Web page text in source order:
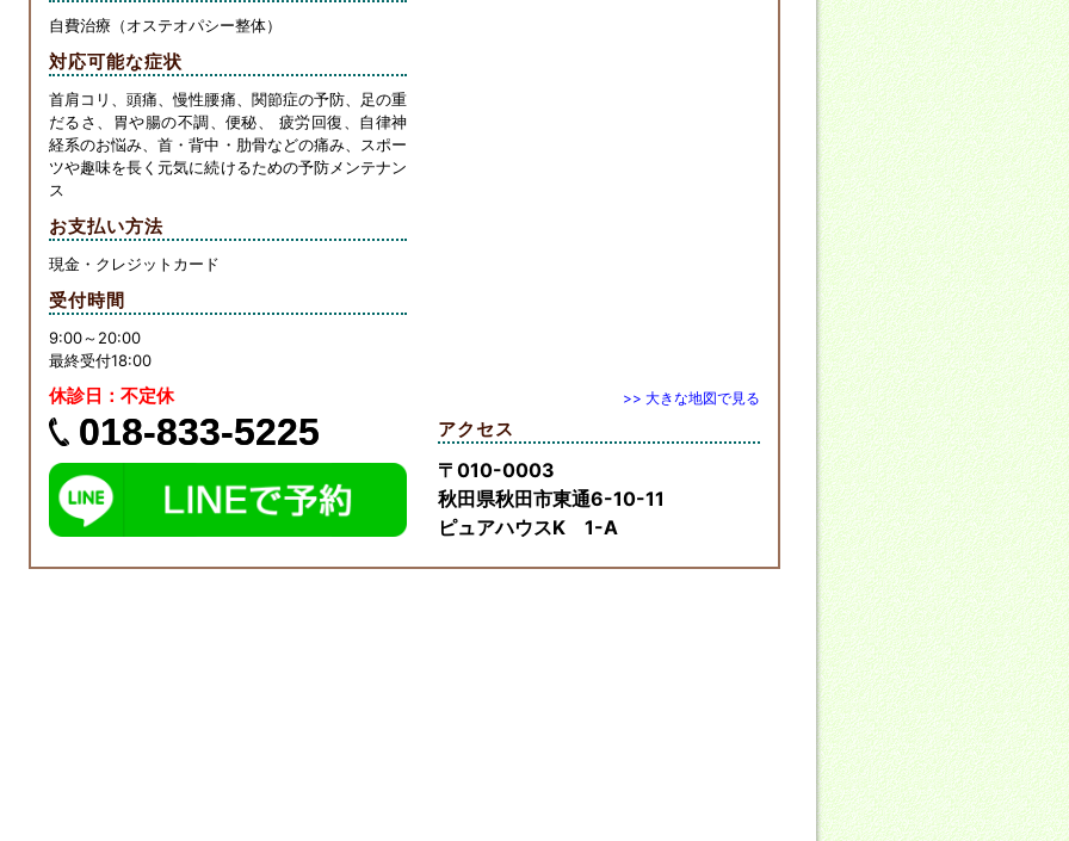
自費治療（オステオパシー整体）
対応可能な症状
首肩コリ、頭痛、慢性腰痛、関節症の予防、足の重
だるさ、胃や腸の不調、便秘、 疲労回復、自律神
経系のお悩み、首・背中・肋骨などの痛み、スポー
ツや趣味を長く元気に続けるための予防メンテナン
ス
お支払い方法
現金・クレジットカード
受付時間
9:00～20:00
最終受付18:00
休診日： 不定休
018-833-5225
>> 大きな地図で見る
アクセス
〒010-0003
秋田県秋田市東通6-10-11
ピュアハウスK 1-A